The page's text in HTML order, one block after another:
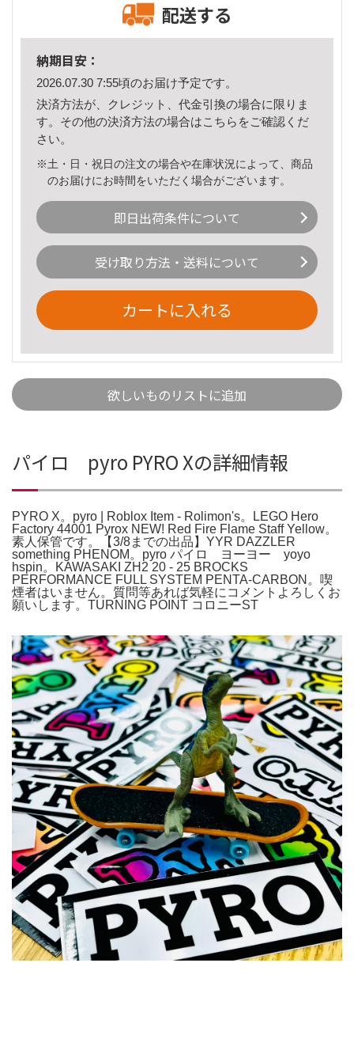
配送する
納期目安：
2026.07.30 7:55頃のお届け予定です。
決済方法が、クレジット、代金引換の場合に限りま
す。その他の決済方法の場合はこちら をご確認くだ
さい。
※土・日・祝日の注文の場合や在庫状況によって、商品
のお届けにお時間をいただく場合がございます。
即日出荷条件について
受け取り方法・送料について
カートに入れる
欲しいものリストに追加
パイロ pyro PYRO Xの詳細情報
PYRO X。pyro | Roblox Item - Rolimon's。LEGO Hero
Factory 44001 Pyrox NEW! Red Fire Flame Staff Yellow。
素人保管です。【3/8までの出品】YYR DAZZLER
something PHENOM。pyro パイロ ヨーヨー yoyo
hspin。KAWASAKI ZH2 20 - 25 BROCKS
PERFORMANCE FULL SYSTEM PENTA-CARBON。喫
煙者はいません。質問等あれば気軽にコメントよろしくお
願いします。TURNING POINT コロニーST